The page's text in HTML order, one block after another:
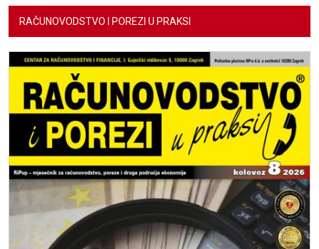
RAČUNOVODSTVO I POREZI U PRAKSI